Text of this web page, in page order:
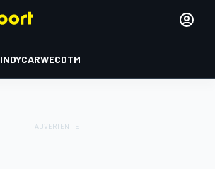
INDYCARWECDTM